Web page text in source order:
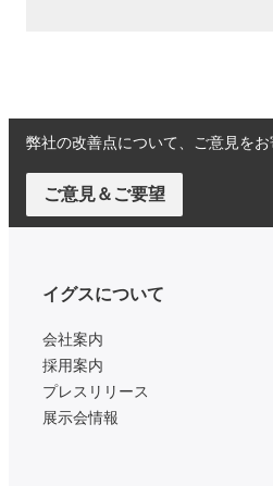
弊社の改善点について、ご意見をお
ご意見＆ご要望
イグスについて
会社案内
採用案内
プレスリリース
展示会情報